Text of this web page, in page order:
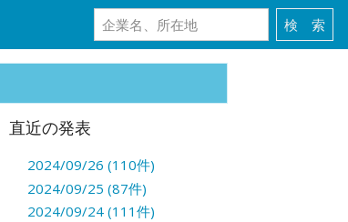
直近の発表
2024/09/26 (110件)
2024/09/25 (87件)
2024/09/24 (111件)